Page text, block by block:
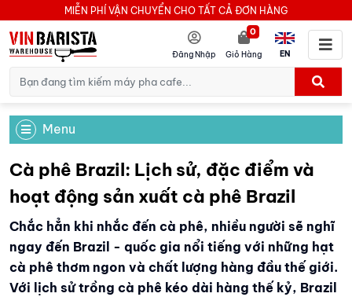
MIỄN PHÍ VẬN CHUYỂN CHO TẤT CẢ ĐƠN HÀNG
Đăng Nhập Giỏ Hàng
0
EN
Menu
Cà phê Brazil: Lịch sử, đặc điểm và
hoạt động sản xuất cà phê Brazil
Chắc hẳn khi nhắc đến cà phê, nhiều người sẽ nghĩ
ngay đến Brazil - quốc gia nổi tiếng với những hạt
cà phê thơm ngon và chất lượng hàng đầu thế giới.
Với lịch sử trồng cà phê kéo dài hàng thế kỷ, Brazil